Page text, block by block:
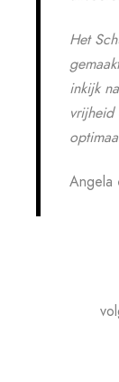
Het
inkijk
vrijheid
Angela